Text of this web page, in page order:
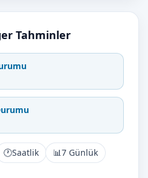
Tahminler
🕐Saatlik 📊7 Günlük